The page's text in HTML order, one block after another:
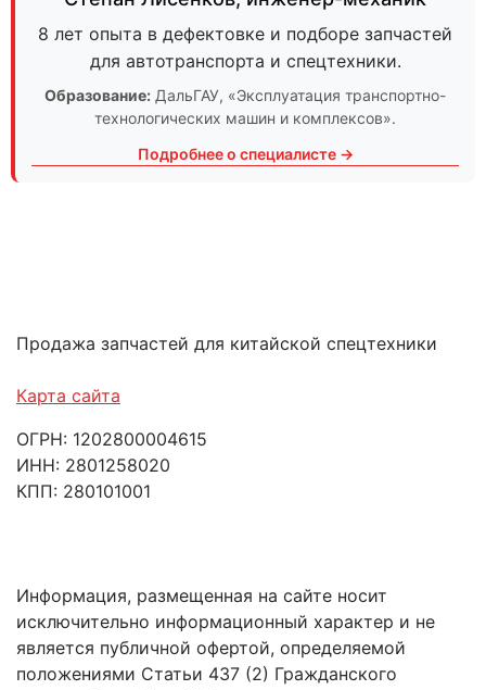
8 лет опыта в дефектовке и подборе запчастей
для автотранспорта и спецтехники.
Образование: ДальГАУ, «Эксплуатация транспортно-
технологических машин и комплексов».
Подробнее о специалисте →
Продажа запчастей для китайской спецтехники
Карта сайта
ОГРН: 1202800004615
ИНН: 2801258020
КПП: 280101001
Информация, размещенная на сайте носит
исключительно информационный характер и не
является публичной офертой, определяемой
положениями Статьи 437 (2) Гражданского